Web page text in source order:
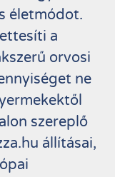
életmódot.
a
orvosi
ne
szereplő
állításai,